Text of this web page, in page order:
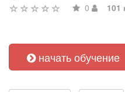
0 101
начать обучение